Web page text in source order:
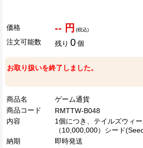
価格 -- 円 (税込)
注文可能数 残り 0個
お取り扱いを終了しました。
商品名
ゲーム通貨
商品コード
RMTTW-B048
内容
1個につき、テイルズウィ
（10,000,000）シード
納期
即時発送